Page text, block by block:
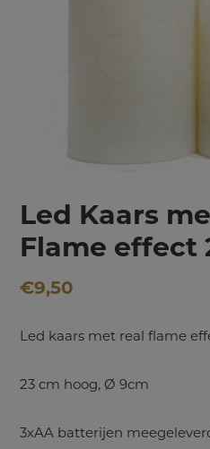
Led Kaars
Flame effect
€9,50
Led kaars met real flame
23 cm hoog, Ø 9cm
3xAA batterijen